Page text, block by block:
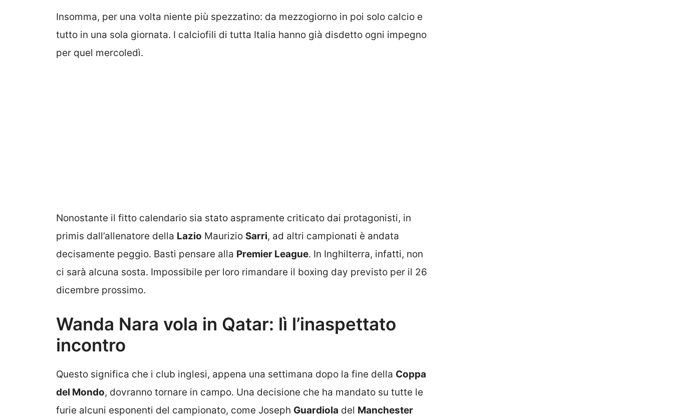
Insomma, per una volta niente più spezzatino: da mezzogiorno in poi solo calcio e
tutto in una sola giornata. I calciofili di tutta Italia hanno già disdetto ogni impegno
per quel mercoledì.
Nonostante il fitto calendario sia stato aspramente criticato dai protagonisti, in
primis dall’allenatore della Lazio Maurizio Sarri, ad altri campionati è andata
decisamente peggio. Basti pensare alla Premier League. In Inghilterra, infatti, non
ci sarà alcuna sosta. Impossibile per loro rimandare il boxing day previsto per il 26
dicembre prossimo.
Wanda Nara vola in Qatar: lì l’inaspettato
incontro
Questo significa che i club inglesi, appena una settimana dopo la fine della Coppa
del Mondo, dovranno tornare in campo. Una decisione che ha mandato su tutte le
furie alcuni esponenti del campionato, come Joseph Guardiola del Manchester